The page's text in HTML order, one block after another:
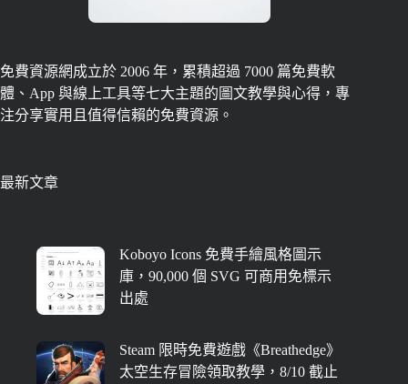
免費資源網成立於 2006 年，累積超過 7000 篇免費軟
體、App 與線上工具等七大主題的圖文教學與心得，專
注分享實用且值得信賴的免費資源。
最新文章
Koboyo Icons 免費手繪風格圖示
庫，90,000 個 SVG 可商用免標示
出處
Steam 限時免費遊戲《Breathedge》
太空生存冒險領取教學，8/10 截止